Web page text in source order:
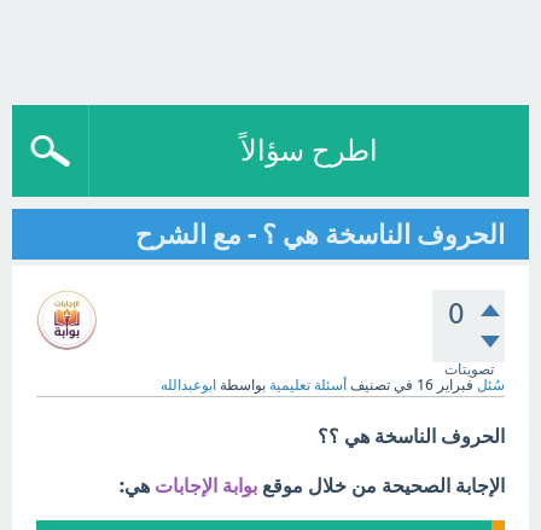
اطرح سؤالاً
الحروف الناسخة هي ؟ - مع الشرح
0
تصويتات
سُئل فبراير 16 في تصنيف أسئلة تعليمية بواسطة ابوعبدالله
الحروف الناسخة هي ؟؟
الإجابة الصحيحة من خلال موقع بوابة الإجابات هي: